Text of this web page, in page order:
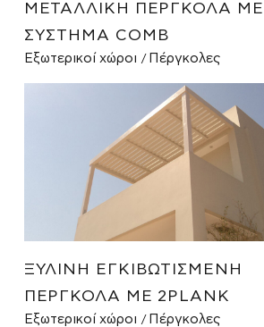
ΜΕΤΑΛΛΙΚΉ ΠΈΡΓΚΟΛΑ ΜΕ
ΣΎΣΤΗΜΑ COMB
Εξωτερικοί χώροι Πέργκολες
ΞΎΛΙΝΗ ΕΓΚΙΒΩΤΙΣΜΈΝΗ
ΠΈΡΓΚΟΛΑ ΜΕ 2PLANK
Εξωτερικοί χώροι Πέργκολες